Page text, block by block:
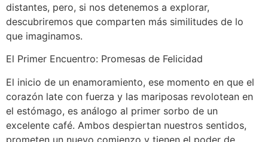
distantes, pero, si nos detenemos a explorar,
descubriremos que comparten más similitudes de lo
que imaginamos.
El Primer Encuentro: Promesas de Felicidad
El inicio de un enamoramiento, ese momento en que el
corazón late con fuerza y las mariposas revolotean en
el estómago, es análogo al primer sorbo de un
excelente café. Ambos despiertan nuestros sentidos,
prometen un nuevo comienzo y tienen el poder de